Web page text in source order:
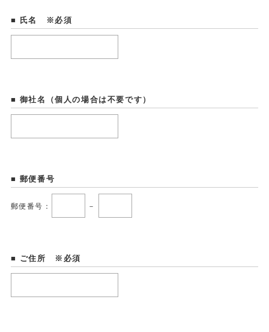
■ 氏名 ※必須
■ 御社名（個人の場合は不要です）
■ 郵便番号
郵便番号： －
■ ご住所 ※必須